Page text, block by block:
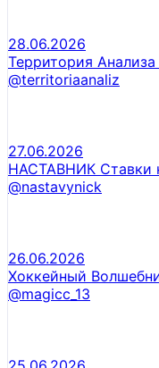
28.06.2026
Территория
@territoriaanaliz
27.06.2026
НАСТАВНИК Ставки
@nastavynick
26.06.2026
Хоккейный
@magicc_13